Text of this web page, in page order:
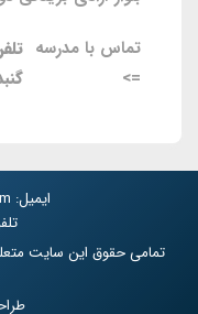
تماس با مدرسه
=>
ایمیل: info[@]madreseclub.com
تلفن :